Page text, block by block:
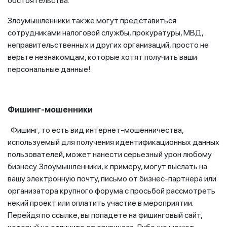
Злоумышленники также могут представиться
сотрудниками налоговой службы, прокуратуры, МВД,
неправительственных и других организаций, просто не
верьте незнакомцам, которые хотят получить ваши
персональные данные!
Фишинг-мошенники
Фишинг, то есть вид интернет-мошенничества,
используемый для получения идентификационных данных
пользователей, может нанести серьезный урон любому
бизнесу. Злоумышленники, к примеру, могут выслать на
вашу электронную почту, письмо от бизнес-партнера или
организатора крупного форума с просьбой рассмотреть
некий проект или оплатить участие в мероприятии.
Перейдя по ссылке, вы попадете на фишинговый сайт,